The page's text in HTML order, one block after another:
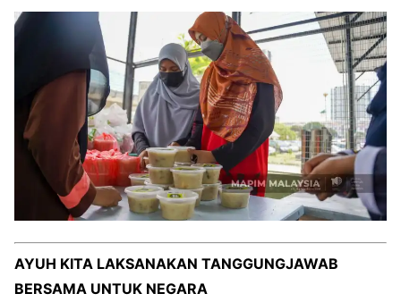
AYUH KITA LAKSANAKAN TANGGUNGJAWAB
BERSAMA UNTUK NEGARA